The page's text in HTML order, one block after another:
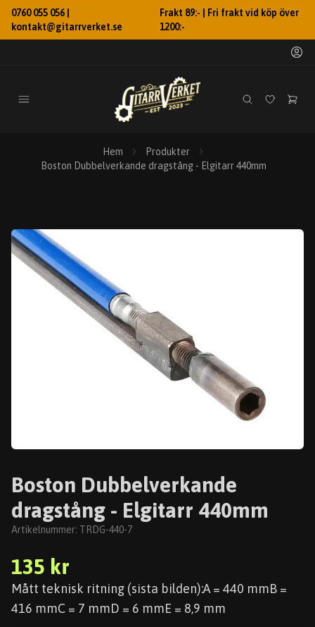
0760 055 056 |
kontakt@gitarrverket.se
Frakt 89:- | Fri frakt vid köp över
1200:-
Hem
Produkter
Boston Dubbelverkande dragstång - Elgitarr 440mm
Boston Dubbelverkande
dragstång - Elgitarr 440mm
Artikelnummer: TRDG-440-7
135 kr
Mått teknisk ritning (sista bilden):A = 440 mmB =
416 mmC = 7 mmD = 6 mmE = 8,9 mm